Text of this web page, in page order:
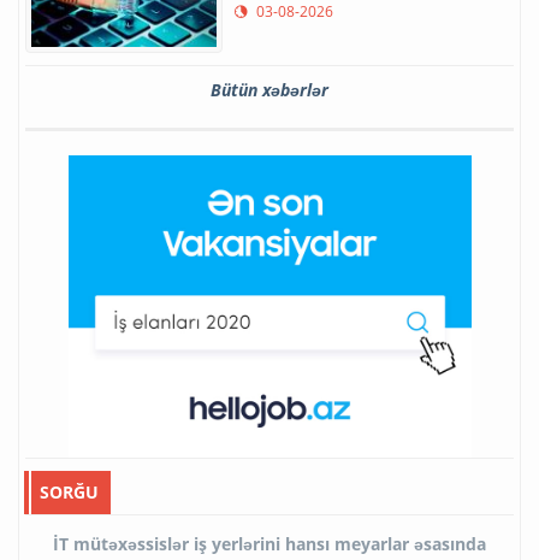
03-08-2026
Bütün xəbərlər
SORĞU
İT mütəxəssislər iş yerlərini hansı meyarlar əsasında